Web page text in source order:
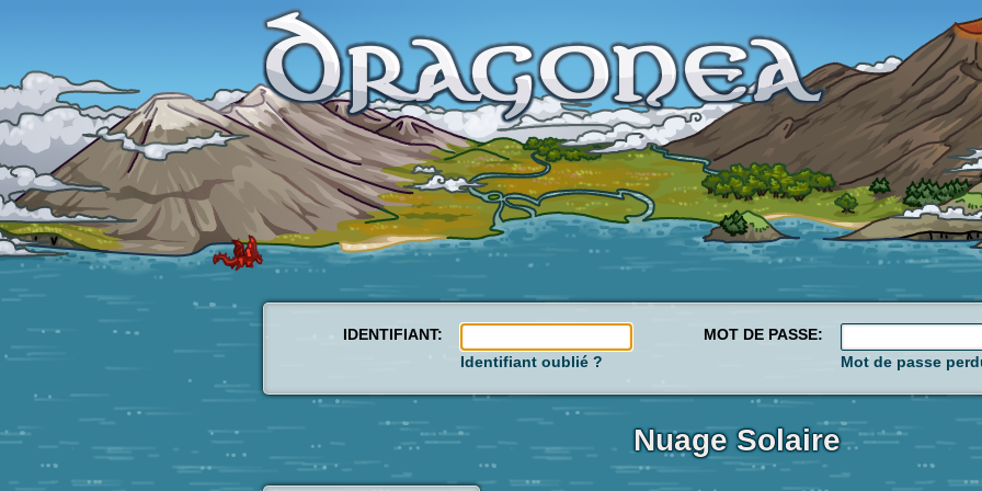
IDENTIFIANT:
Identifiant oublié ?
MOT DE PASSE:
Mot de passe
Nuage Solaire